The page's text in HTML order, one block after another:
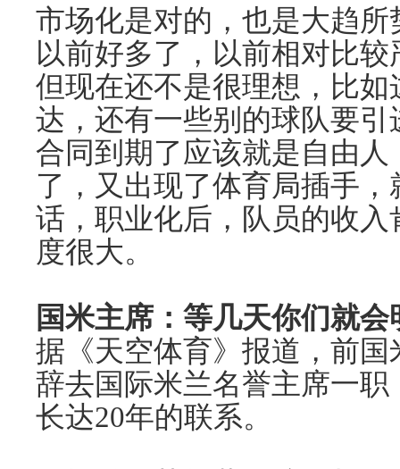
市场化是对的，也是大趋
以前好多了，以前相对比
但现在还不是很理想，比
达，还有一些别的球队要
合同到期了应该就是自由
了，又出现了体育局插手
话，职业化后，队员的收
度很大。
国米主席：等几天你们就会
据《天空体育》报道，前
辞去国际米兰名誉主席一
长达20年的联系。